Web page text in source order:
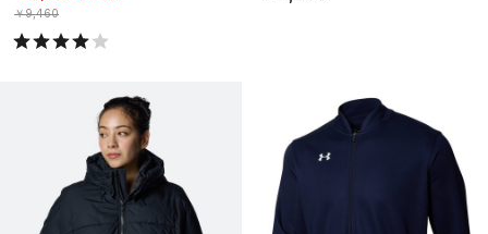
￥9,460